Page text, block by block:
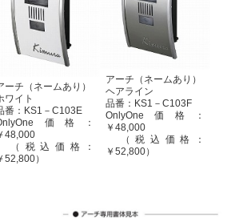
ーチ（ネームあり）
ワイト
番：KS1－C103E
価格：
48,000
（税込価格：
52,800）
アーチ（ネームあり）
ヘアライン
品番：KS1－C103F
OnlyOne価格：
￥48,000
（税込価格：
￥52,800）